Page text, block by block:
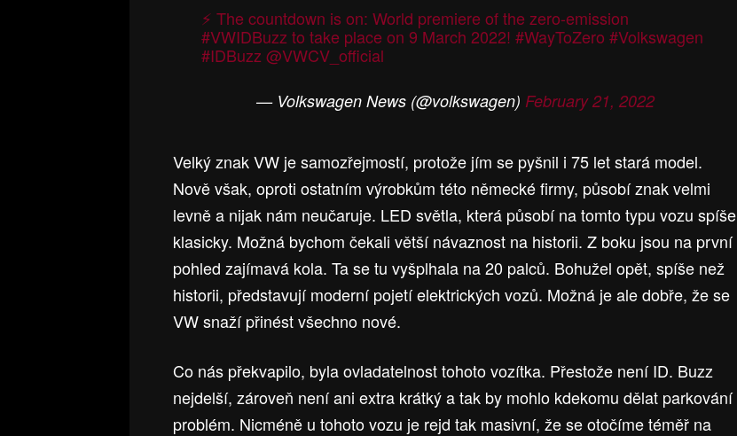
⚡️ The countdown is on: World premiere of the zero-emission
#VWIDBuzz to take place on 9 March 2022! #WayToZero #Volkswagen
#IDBuzz @VWCV_official
— Volkswagen News (@volkswagen) February 21, 2022
Velký znak VW je samozřejmostí, protože jím se pyšnil i 75 let stará model.
Nově však, oproti ostatním výrobkům této německé firmy, působí znak velmi
levně a nijak nám neučaruje. LED světla, která působí na tomto typu vozu spíše
klasicky. Možná bychom čekali větší návaznost na historii. Z boku jsou na první
pohled zajímavá kola. Ta se tu vyšplhala na 20 palců. Bohužel opět, spíše než
historii, představují moderní pojetí elektrických vozů. Možná je ale dobře, že se
VW snaží přinést všechno nové.
Co nás překvapilo, byla ovladatelnost tohoto vozítka. Přestože není ID. Buzz
nejdelší, zároveň není ani extra krátký a tak by mohlo kdekomu dělat parkování
problém. Nicméně u tohoto vozu je rejd tak masivní, že se otočíme téměř na